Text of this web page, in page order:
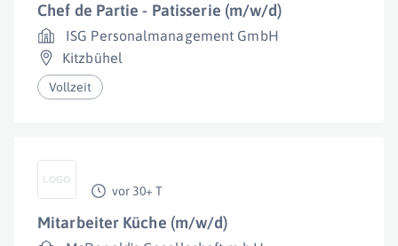
Chef de Partie - Patisserie (m/w/d)
ISG Personalmanagement GmbH
Kitzbühel
Vollzeit
vor 30+ T
Mitarbeiter Küche (m/w/d)